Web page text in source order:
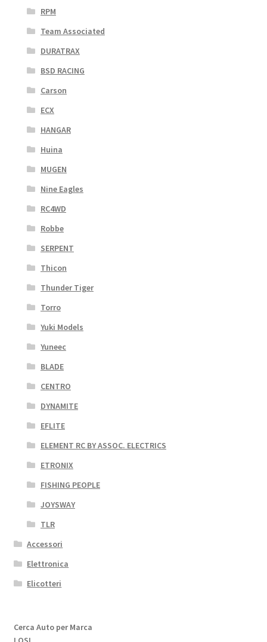
RPM
Team Associated
DURATRAX
BSD RACING
Carson
ECX
HANGAR
Huina
MUGEN
Nine Eagles
RC4WD
Robbe
SERPENT
Thicon
Thunder Tiger
Torro
Yuki Models
Yuneec
BLADE
CENTRO
DYNAMITE
EFLITE
ELEMENT RC BY ASSOC. ELECTRICS
ETRONIX
FISHING PEOPLE
JOYSWAY
TLR
Accessori
Elettronica
Elicotteri
Cerca Auto per Marca